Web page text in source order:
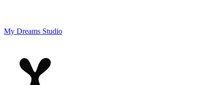
My Dreams Studio